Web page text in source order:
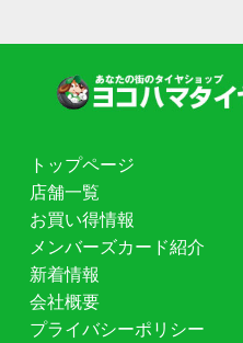
トップページ
店舗一覧
お買い得情報
メンバーズカード紹介
新着情報
会社概要
プライバシーポリシー